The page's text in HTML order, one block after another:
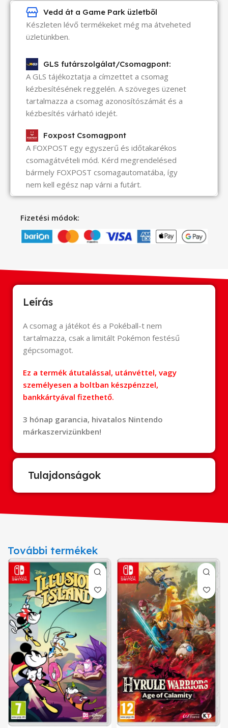
Vedd át a Game Park üzletből
Készleten lévő termékeket még ma átveheted
üzletünkben.
GLS futárszolgálat/Csomagpont:
A GLS tájékoztatja a címzettet a csomag
kézbesítésének reggelén. A szöveges üzenet
tartalmazza a csomag azonosítószámát és a
kézbesítés várható idejét.
Foxpost Csomagpont
A FOXPOST egy egyszerű és időtakarékos
csomagátvételi mód. Kérd megrendelésed
bármely FOXPOST csomagautomatába, így
nem kell egész nap várni a futárt.
Fizetési módok:
Leírás
A csomag a játékot és a Pokéball-t nem
tartalmazza, csak a limitált Pokémon festésű
gépcsomagot.
Ez a termék átutalással, utánvéttel, vagy
személyesen a boltban készpénzzel,
bankkártyával fizethető.
3 hónap garancia, hivatalos Nintendo
márkaszervizünkben!
Tulajdonságok
További termékek